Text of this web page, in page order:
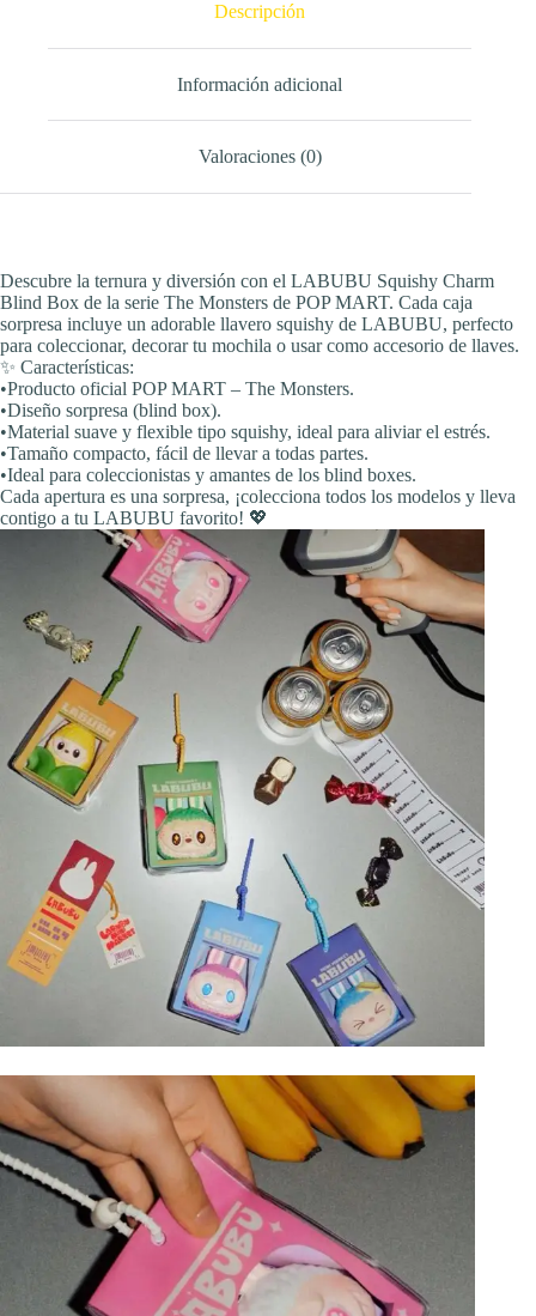
Descripción
Información adicional
Valoraciones (0)
Descubre la ternura y diversión con el LABUBU Squishy Charm
Blind Box de la serie The Monsters de POP MART. Cada caja
sorpresa incluye un adorable llavero squishy de LABUBU, perfecto
para coleccionar, decorar tu mochila o usar como accesorio de llaves.
✨ Características:
•Producto oficial POP MART – The Monsters.
•Diseño sorpresa (blind box).
•Material suave y flexible tipo squishy, ideal para aliviar el estrés.
•Tamaño compacto, fácil de llevar a todas partes.
•Ideal para coleccionistas y amantes de los blind boxes.
Cada apertura es una sorpresa, ¡colecciona todos los modelos y lleva
contigo a tu LABUBU favorito! 💖